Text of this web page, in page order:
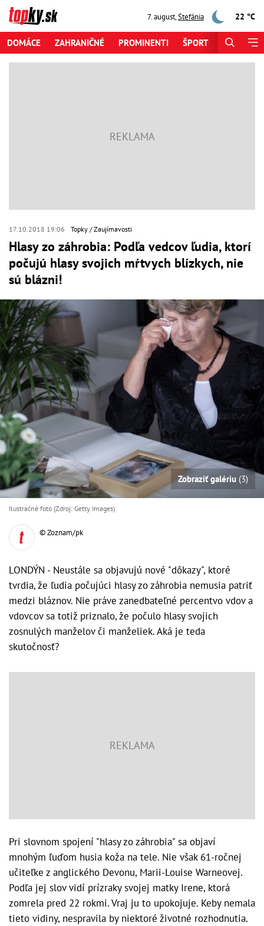
7. august,Štefánia 22 °C
DOMÁCE ZAHRANIČNÉ PROMINENTI ŠPORT
17.10.2018 19:06 Topky Zaujímavosti
Hlasy zo záhrobia: Podľa vedcov ľudia, ktorí
počujú hlasy svojich mŕtvych blízkych, nie
sú blázni!
Zobraziť galériu (3)
Ilustračné foto (Zdroj: Getty Images)
© Zoznam/pk
LONDÝN - Neustále sa objavujú nové "dôkazy", ktoré
tvrdia, že ľudia počujúci hlasy zo záhrobia nemusia patriť
medzi bláznov. Nie práve zanedbateľné percentvo vdov a
vdovcov sa totiž priznalo, že počulo hlasy svojich
zosnulých manželov či manželiek. Aká je teda
skutočnosť?
Pri slovnom spojení "hlasy zo záhrobia" sa objaví
mnohým ľuďom husia koža na tele. Nie však 61-ročnej
učiteľke z anglického Devonu, Marii-Louise Warneovej.
Podľa jej slov vidí prízraky svojej matky Irene, ktorá
zomrela pred 22 rokmi. Vraj ju to upokojuje. Keby nemala
tieto vidiny, nespravila by niektoré životné rozhodnutia.